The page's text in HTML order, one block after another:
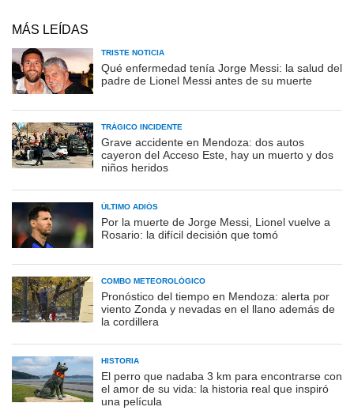
MÁS LEÍDAS
TRISTE NOTICIA
Qué enfermedad tenía Jorge Messi: la salud del
padre de Lionel Messi antes de su muerte
TRÁGICO INCIDENTE
Grave accidente en Mendoza: dos autos
cayeron del Acceso Este, hay un muerto y dos
niños heridos
ÚLTIMO ADIÓS
Por la muerte de Jorge Messi, Lionel vuelve a
Rosario: la difícil decisión que tomó
COMBO METEOROLÓGICO
Pronóstico del tiempo en Mendoza: alerta por
viento Zonda y nevadas en el llano además de
la cordillera
HISTORIA
El perro que nadaba 3 km para encontrarse con
el amor de su vida: la historia real que inspiró
una película